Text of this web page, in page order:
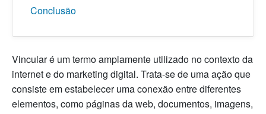
Conclusão
Vincular é um termo amplamente utilizado no contexto da
internet e do marketing digital. Trata-se de uma ação que
consiste em estabelecer uma conexão entre diferentes
elementos, como páginas da web, documentos, imagens,